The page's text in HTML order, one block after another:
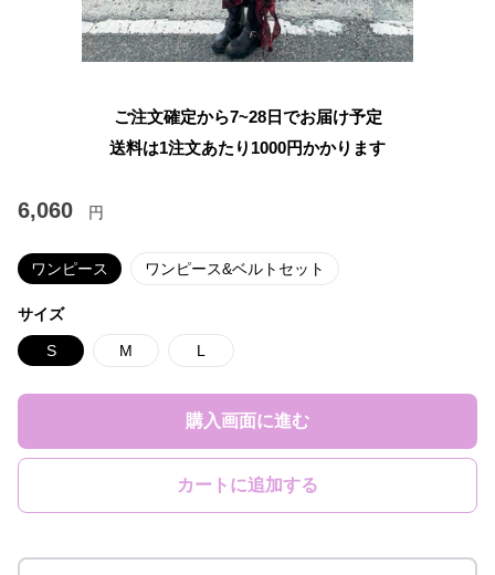
ご注文確定から7~28日でお届け予定
送料は1注文あたり 1000円かかります
6,060 円
ワンピース ワンピース&ベルトセット
サイズ
S M L
購入画面に進む
カートに追加する